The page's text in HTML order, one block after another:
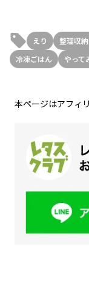
えり 整理収
冷凍ごはん
やって
本ページはアフィ